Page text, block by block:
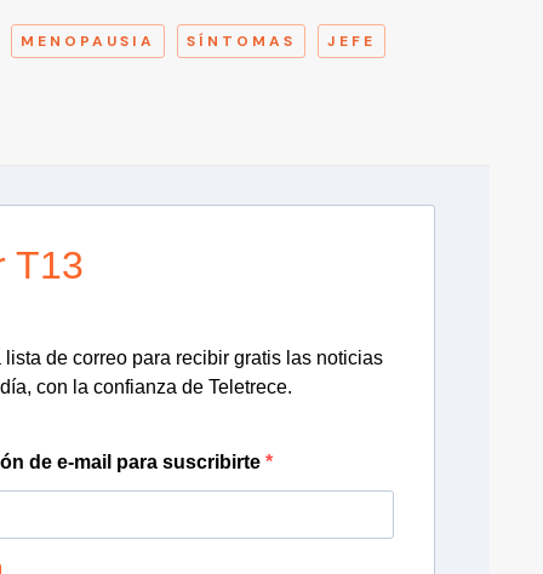
MENOPAUSIA SÍNTOMAS JEFE
T13
de correo para recibir gratis las noticias
con la confianza de Teletrece.
de e-mail para suscribirte